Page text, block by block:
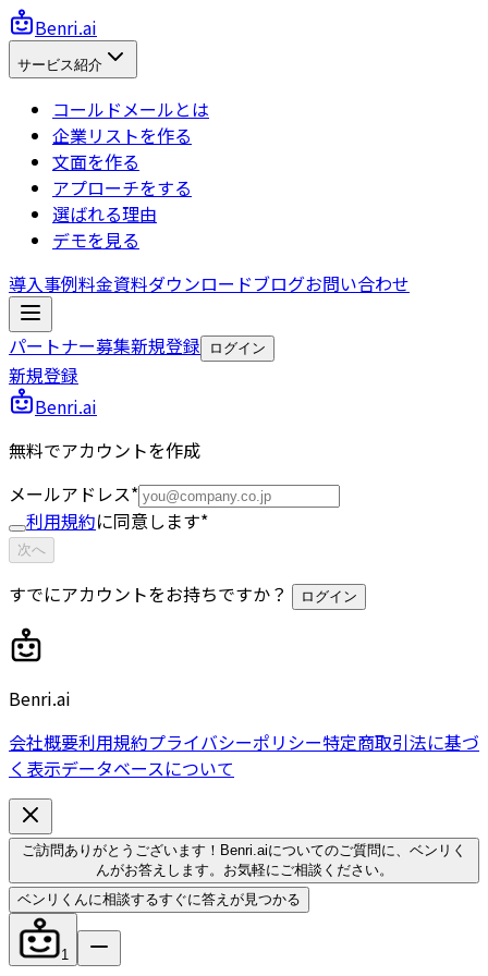
Benri.ai
サービス紹介
コールドメールとは
企業リストを作る
文面を作る
アプローチをする
選ばれる理由
デモを見る
導入事例料金資料ダウンロードブログお問い合わせ
パートナー募集新規登録 ログイン
新規登録
Benri.ai
無料でアカウントを作成
メールアドレス*
利用規約に同意します*
次へ
すでにアカウントをお持ちですか？ ログイン
Benri.ai
会社概要利用規約プライバシーポリシー特定商取引法に基づ
く表示データベースについて
ご訪問ありがとうございます！Benri.aiについてのご質問に、ベンリく
んがお答えします。お気軽にご相談ください。
ベンリくんに相談するすぐに答えが見つかる
1